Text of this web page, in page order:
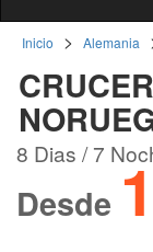
Inicio > Alemania
8 Dias / 7
Desde